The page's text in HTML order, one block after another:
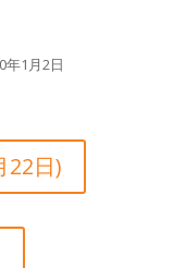
年1月2日
22日)